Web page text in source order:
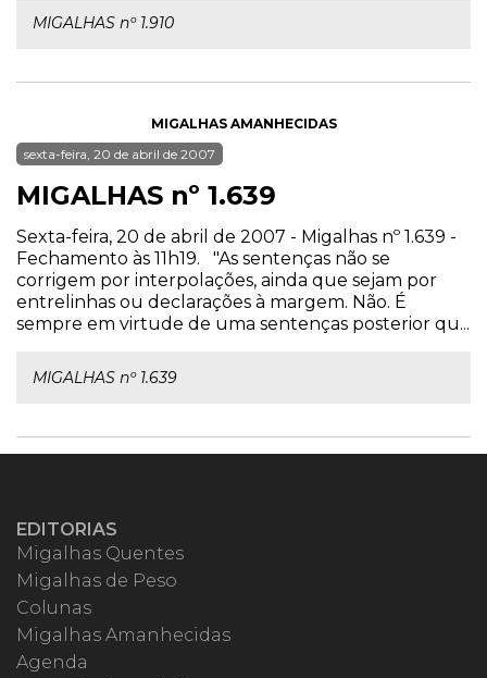
MIGALHAS nº 1.910
MIGALHAS AMANHECIDAS
sexta-feira, 20 de abril de 2007
MIGALHAS nº 1.639
Sexta-feira, 20 de abril de 2007 - Migalhas nº 1.639 -
Fechamento às 11h19. "As sentenças não se
corrigem por interpolações, ainda que sejam por
entrelinhas ou declarações à margem. Não. É
sempre em virtude de uma sentenças posterior qu...
MIGALHAS nº 1.639
EDITORIAS
Migalhas Quentes
Migalhas de Peso
Colunas
Migalhas Amanhecidas
Agenda